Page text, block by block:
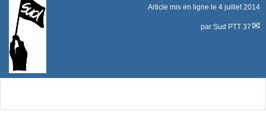
Article mis en ligne le 4 juillet 2014
par Sud PTT 37